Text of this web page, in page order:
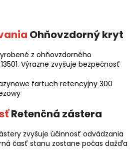
Ohňovzdorný kryt
z ohňovzdorného
Výrazne zvyšuje bezpečnosť
Retenčná zástera
zvyšuje účinnosť odvádzania
časť stanu zostane počas dažďa